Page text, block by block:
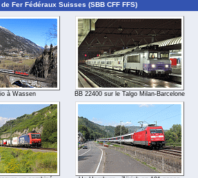
Fer Fédéraux Suisses (SBB CFF FFS)
à Wassen BB 22400 sur le Talgo Milan-Barcelone